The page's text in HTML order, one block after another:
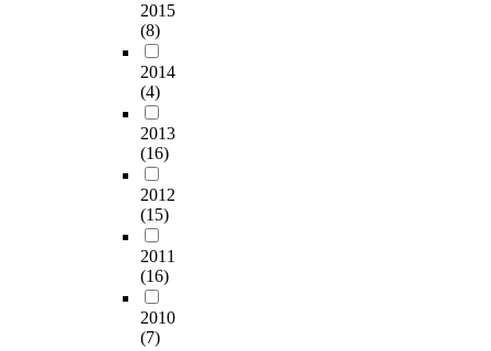
2015
(8)
2014
(4)
2013
(16)
2012
(15)
2011
(16)
2010
(7)